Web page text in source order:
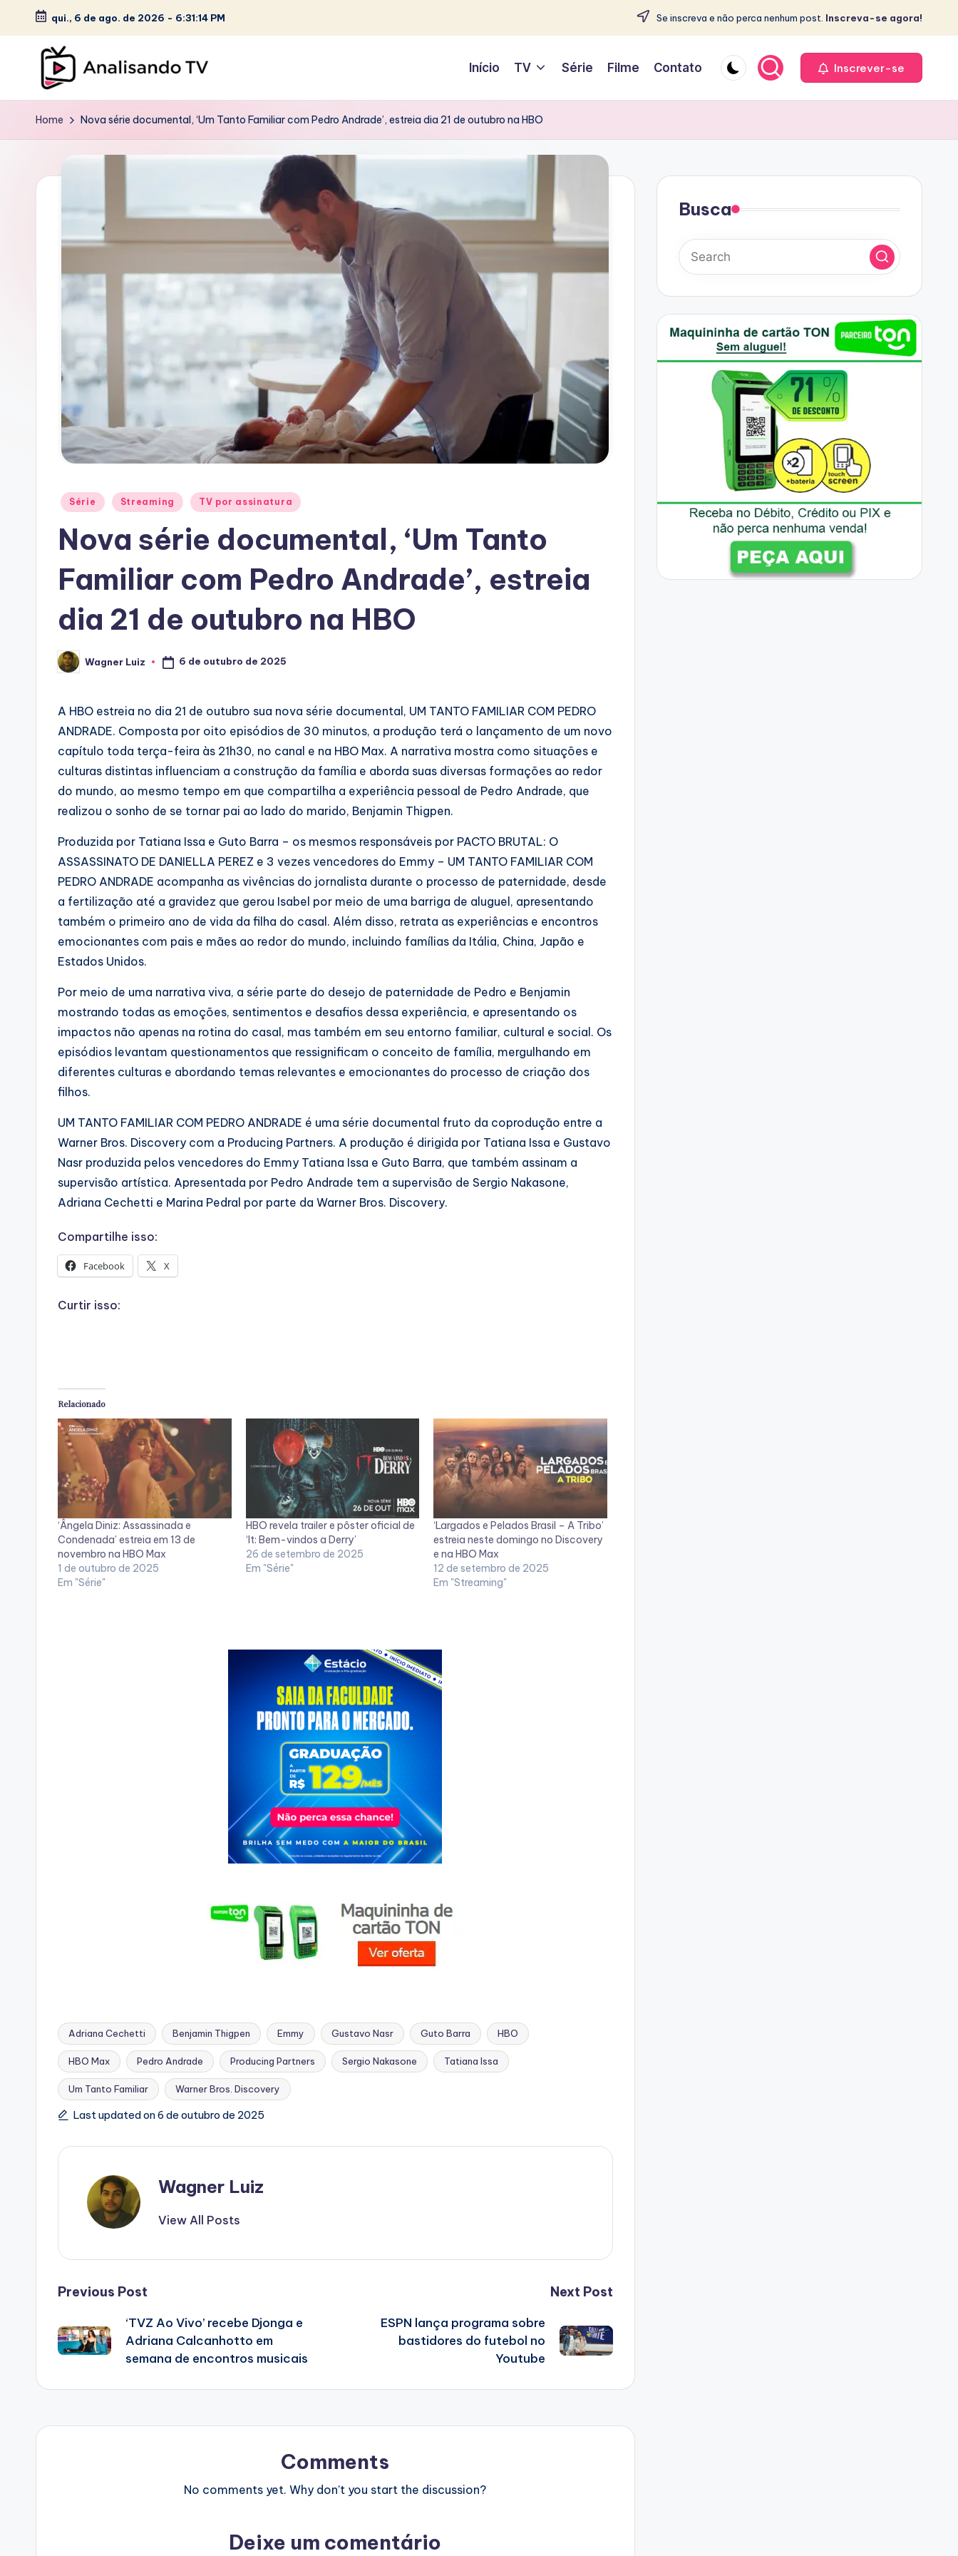
Skip
content
qui., 6 de ago. de 2026 - 6:31:16 PM Se inscreva e não perca nenhum post. Inscreva-se agora!
A
N
Início TV Série Filme Contato Inscrever-se
Home Nova série documental, ‘Um Tanto Familiar com Pedro Andrade’, estreia dia 21 de outubro na HBO
Posted
Série Streaming TV por assinatura
Nova série documental, ‘Um Tanto
Familiar com Pedro Andrade’, estreia
dia 21 de outubro na HBO
Posted
by
Wagner Luiz 6 de outubro de 2025
A HBO estreia no dia 21 de outubro sua nova série documental, UM TANTO FAMILIAR COM PEDRO
ANDRADE. Composta por oito episódios de 30 minutos, a produção terá o lançamento de um novo
capítulo toda terça-feira às 21h30, no canal e na HBO Max. A narrativa mostra como situações e
culturas distintas influenciam a construção da família e aborda suas diversas formações ao redor
do mundo, ao mesmo tempo em que compartilha a experiência pessoal de Pedro Andrade, que
realizou o sonho de se tornar pai ao lado do marido, Benjamin Thigpen.
Produzida por Tatiana Issa e Guto Barra – os mesmos responsáveis por PACTO BRUTAL: O
ASSASSINATO DE DANIELLA PEREZ e 3 vezes vencedores do Emmy – UM TANTO FAMILIAR COM
PEDRO ANDRADE acompanha as vivências do jornalista durante o processo de paternidade, desde
a fertilização até a gravidez que gerou Isabel por meio de uma barriga de aluguel, apresentando
também o primeiro ano de vida da filha do casal. Além disso, retrata as experiências e encontros
emocionantes com pais e mães ao redor do mundo, incluindo famílias da Itália, China, Japão e
Estados Unidos.
Por meio de uma narrativa viva, a série parte do desejo de paternidade de Pedro e Benjamin
mostrando todas as emoções, sentimentos e desafios dessa experiência, e apresentando os
impactos não apenas na rotina do casal, mas também em seu entorno familiar, cultural e social. Os
episódios levantam questionamentos que ressignificam o conceito de família, mergulhando em
diferentes culturas e abordando temas relevantes e emocionantes do processo de criação dos
filhos.
UM TANTO FAMILIAR COM PEDRO ANDRADE é uma série documental fruto da coprodução entre a
Warner Bros. Discovery com a Producing Partners. A produção é dirigida por Tatiana Issa e Gustavo
Nasr produzida pelos vencedores do Emmy Tatiana Issa e Guto Barra, que também assinam a
supervisão artística. Apresentada por Pedro Andrade tem a supervisão de Sergio Nakasone,
Adriana Cechetti e Marina Pedral por parte da Warner Bros. Discovery.
Compartilhe isso:
Facebook X
Curtir isso:
Relacionado
‘Ângela Diniz: Assassinada e
Condenada’ estreia em 13 de
novembro na HBO Max
1 de outubro de 2025
Em "Série"
HBO revela trailer e pôster oficial de
‘It: Bem-vindos a Derry’
26 de setembro de 2025
Em "Série"
‘Largados e Pelados Brasil – A Tribo’
estreia neste domingo no Discovery
e na HBO Max
12 de setembro de 2025
Em "Streaming"
Tags:
Adriana Cechetti Benjamin Thigpen Emmy Gustavo Nasr Guto Barra HBO
HBO Max Pedro Andrade Producing Partners Sergio Nakasone Tatiana Issa
Um Tanto Familiar Warner Bros. Discovery
Last updated on 6 de outubro de 2025
Wagner Luiz
View All Posts
Post
navigation
Previous Post
‘TVZ Ao Vivo’ recebe Djonga e
Adriana Calcanhotto em
semana de encontros musicais
Next Post
ESPN lança programa sobre
bastidores do futebol no
Youtube
Comments
No comments yet. Why don’t you start the discussion?
Deixe um comentário
Busca